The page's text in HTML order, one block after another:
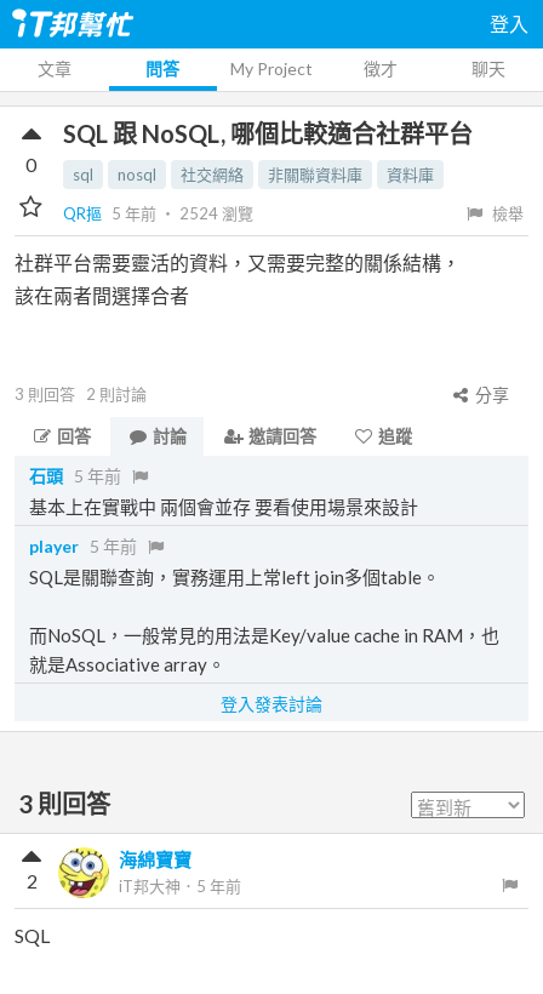
登入
文章 問答 My Project 徵才 聊天
SQL 跟 NoSQL, 哪個比較適合社群平台
sql nosql 社交網絡 非關聯資料庫
資料庫
QR摳 5 年前 ‧ 2524瀏覽 檢舉
0
社群平台需要靈活的資料，又需要完整的關係結構，
該在兩者間選擇合者
3 則回答 2 則討論
分享
回答
討論 邀請回答
追蹤
石頭 5 年前
基本上在實戰中 兩個會並存 要看使用場景來設計
player 5 年前
SQL是關聯查詢，實務運用上常left join多個table。
而NoSQL，一般常見的用法是Key/value cache in RAM，也
就是Associative array。
登入發表討論
3 則回答
海綿寶寶
iT邦大神 ． 5 年前
2
SQL